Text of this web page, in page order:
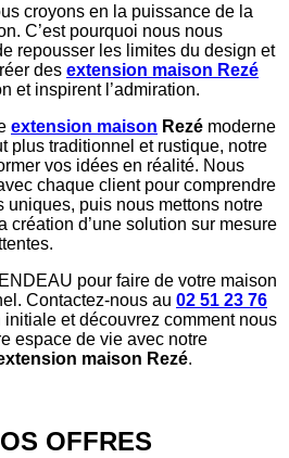
croyons en la puissance de la
C’est pourquoi nous nous
repousser les limites du design et
des extension maison Rezé
et inspirent l’admiration.
extension maison Rezé moderne
plus traditionnel et rustique, notre
vos idées en réalité. Nous
chaque client pour comprendre
uniques, puis nous mettons notre
création d’une solution sur mesure
pour faire de votre maison
Contactez-nous au 02 51 23 76
et découvrez comment nous
espace de vie avec notre
maison Rezé.
OFFRES​